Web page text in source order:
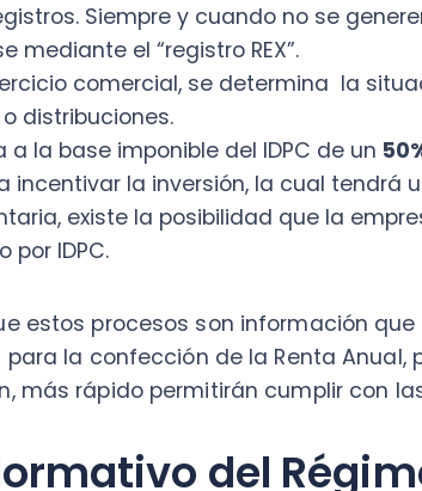
rápido permitirán cumplir con las
del Régimen
es la clave para poder llevar a cabo los
muchas veces los contribuyentes
con obligaciones tributarias.
acá información relevante para
, del 2020:
“Instruye sobre las
sobre Impuesto a la Renta y demás
nuevo régimen general de tributación
SII N° 172, del 2020:” Forma y plazo